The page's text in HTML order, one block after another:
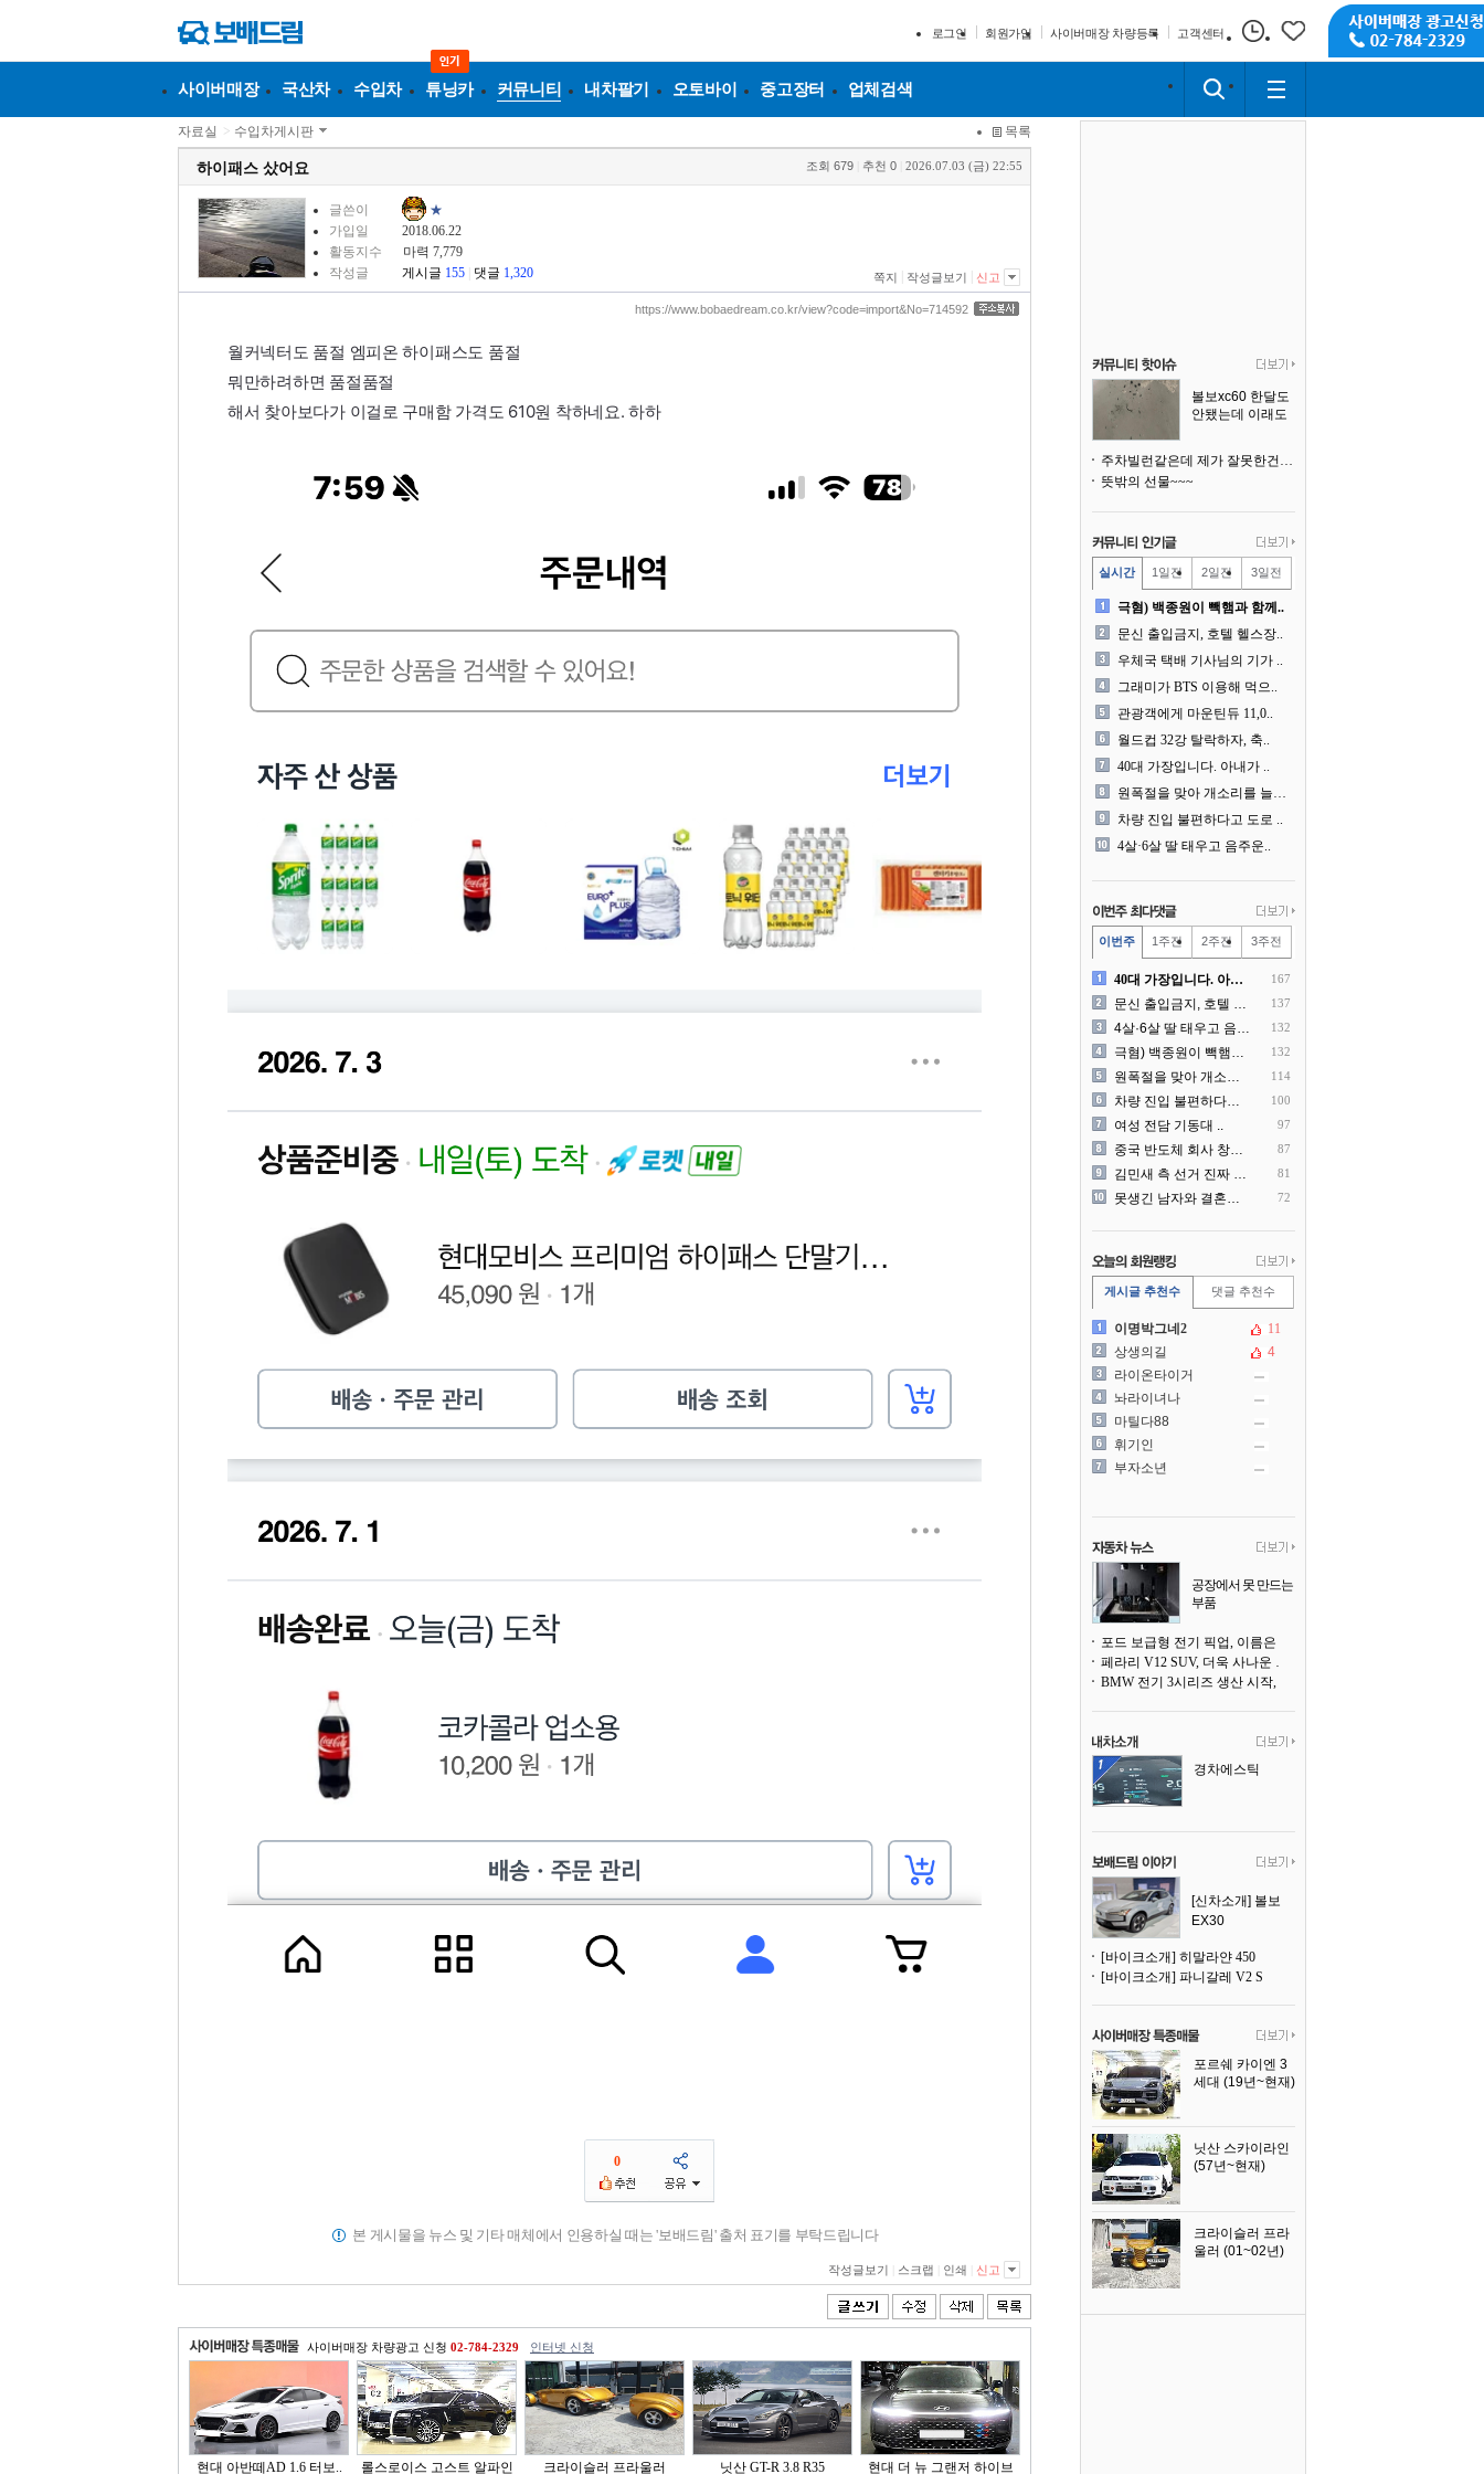
로그인 회원가입 사이버매장 차량등록 고객센터
사이버매장 국산차 수입차 튜닝카 커뮤니티 내차팔기 오토바이 중고장터 업체검색
자료실 > 수입차게시판 목록
하이패스 샀어요 조회 679 추천 0 2026.07.03 (금) 22:55
글쓴이
★
가입일
2018.06.22
활동지수
마력 7,779
작성글
게시글 155 댓글 1,320 쪽지 작성글보기 신고
https://www.bobaedream.co.kr/view?code=import&No=714592
월커넥터도 품절 엠피온 하이패스도 품절
뭐만하려하면 품절품절
해서 찾아보다가 이걸로 구매함 가격도 610원 착하네요. 하하
0
본 게시물을 뉴스 및 기타 매체에서 인용하실 때는 '보배드림' 출처 표기를 부탁드립니다
작성글보기 스크랩 인쇄 신고
사이버매장 차량광고 신청 02-784-2329 인터넷 신청
현대 아반떼AD 1.6 터보..
롤스로이스 고스트 알파인
크라이슬러 프라울러 닛산 GT-R 3.8 R35
현대 더 뉴 그랜저 하이브
볼보xc60 한달도
안됐는데 이래도
주차빌런같은데 제가 잘못한건가요
뜻밖의 선물~~~
실시간 1일전 2일전 3일전
극혐) 백종원이 빽햄과 함께..
문신 출입금지, 호텔 헬스장..
우체국 택배 기사님의 기가 ..
그래미가 BTS 이용해 먹으..
관광객에게 마운틴듀 11,0..
월드컵 32강 탈락하자, 축..
40대 가장입니다. 아내가 ..
원폭절을 맞아 개소리를 늘어..
차량 진입 불편하다고 도로 ..
4살·6살 딸 태우고 음주운..
이번주 1주전 2주전 3주전
40대 가장입니다. 아내가 .. 167
문신 출입금지, 호텔 헬스장.. 137
4살·6살 딸 태우고 음주운.. 132
극혐) 백종원이 빽햄과 함께.. 132
원폭절을 맞아 개소리를 늘어.. 114
차량 진입 불편하다고 도로 .. 100
여성 전담 기동대 .. 97
중국 반도체 회사 창신메모리.. 87
김민새 측 선거 진짜 더럽게.. 81
못생긴 남자와 결혼해서 후회.. 72
게시글 추천수 댓글 추천수
이명박그네2
11
상생의길
4
라이온타이거
놔라이녀나
마틸다88
휘기인
부자소년
공장에서 못 만드는
부품
어낸다
페라리 V12 SUV, 더욱 사나운 얼굴로 돌아온다
경차에스틱
[신차소개] 볼보
EX30
[바이크소개] 히말라얀 450
[바이크소개] 파니갈레 V2 S
포르쉐 카이엔 3
세대 (19년~현재)
닛산 스카이라인
(57년~현재)
크라이슬러 프라
울러 (01~02년)